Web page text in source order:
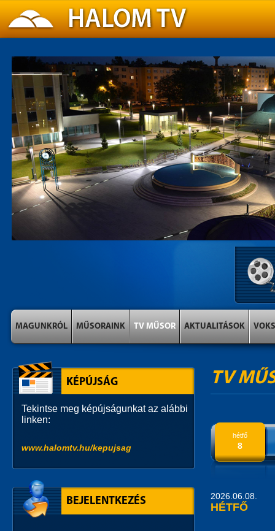
MAGUNKRÓL MŰSORAINK TV MŰSOR AKTUALITÁSOK VOKS
TV
hétfő
8
2026.06.08.
HÉTFŐ
KÉPÚJSÁG
Tekintse meg képújságunkat az alábbi
linken:
www.halomtv.hu/kepujsag
BEJELENTKEZÉS